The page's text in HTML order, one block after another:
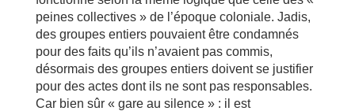
peines collectives » de l’époque coloniale. Jadis,
des groupes entiers pouvaient être condamnés
pour des faits qu’ils n’avaient pas commis,
désormais des groupes entiers doivent se justifier
pour des actes dont ils ne sont pas responsables.
Car bien sûr « gare au silence » : il est